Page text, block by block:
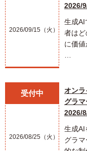
2026/09/15（火）
2026/
生成AI
者はど
に価
受付中
2026/08/25（火）
オンラ
グラ
2026/
生成AI
グラ